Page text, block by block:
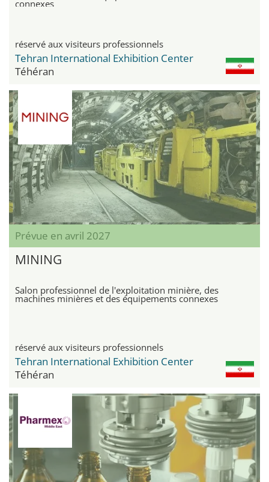
connexes
réservé aux visiteurs professionnels
Tehran International Exhibition Center
Téhéran
Prévue en avril 2027
MINING
Salon professionnel de l'exploitation minière, des
machines minières et des équipements connexes
réservé aux visiteurs professionnels
Tehran International Exhibition Center
Téhéran